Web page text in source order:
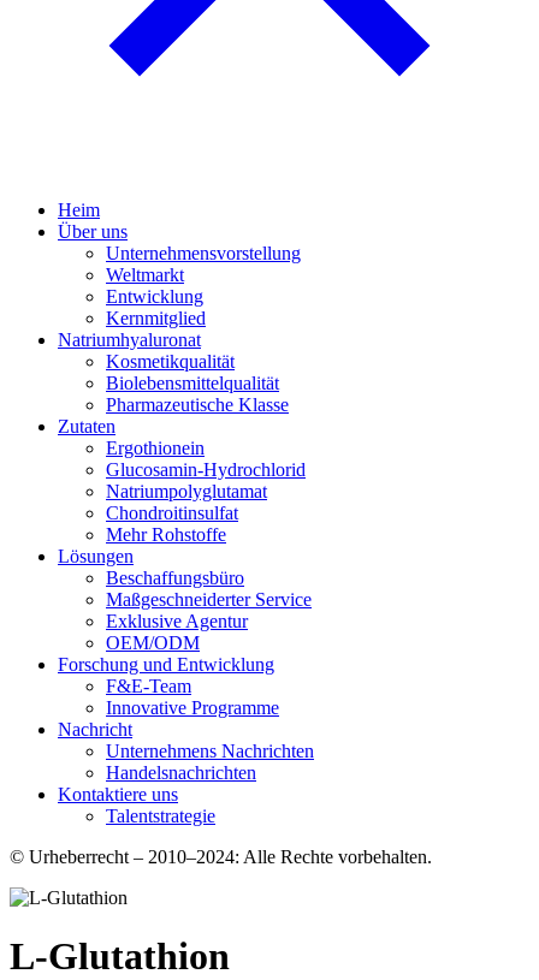
Heim
Über uns
Unternehmensvorstellung
Weltmarkt
Entwicklung
Kernmitglied
Natriumhyaluronat
Kosmetikqualität
Biolebensmittelqualität
Pharmazeutische Klasse
Zutaten
Ergothionein
Glucosamin-Hydrochlorid
Natriumpolyglutamat
Chondroitinsulfat
Mehr Rohstoffe
Lösungen
Beschaffungsbüro
Maßgeschneiderter Service
Exklusive Agentur
OEM/ODM
Forschung und Entwicklung
F&E-Team
Innovative Programme
Nachricht
Unternehmens Nachrichten
Handelsnachrichten
Kontaktiere uns
Talentstrategie
© Urheberrecht – 2010–2024: Alle Rechte vorbehalten.
L-Glutathion